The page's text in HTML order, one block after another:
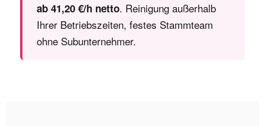
ab 41,20 €/h netto. Reinigung außerhalb
Ihrer Betriebszeiten, festes Stammteam
ohne Subunternehmer.